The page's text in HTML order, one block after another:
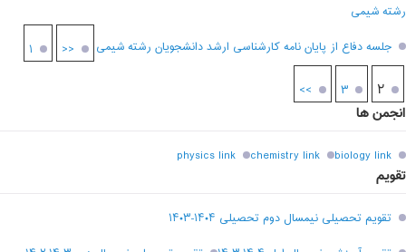
رشته شیمی
جلسه دفاع از پایان نامه کارشناسی ارشد دانشجویان رشته شیمی
<< ۱
۲ ۳ >>
انجمن ها
biology link
chemistry link
physics link
تقویم
تقویم تحصیلی نیمسال دوم تحصیلی ۱۴۰۴-۱۴۰۳